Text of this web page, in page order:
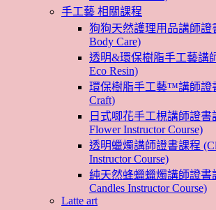
手工藝 相關課程
狗狗天然護理用品講師
Body Care)
透明&環保樹脂手工藝講
Eco Resin)
環保樹脂手工藝™講師證
Craft)
日式唧花手工梘講師證書
Flower Instructor Course)
透明蠟燭講師證書課程
Instructor Course)
純天然蜂蠟蠟燭講師證書
Candles Instructor Course)
Latte art